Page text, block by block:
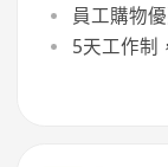
員工購物
5天工作制